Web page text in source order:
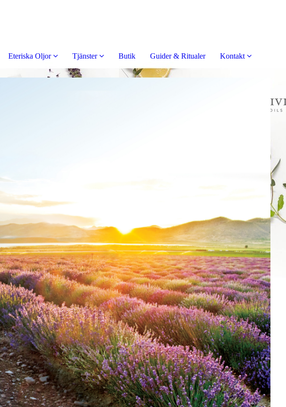
Eteriska Oljor Tjänster Butik Guider & Ritualer Kontakt